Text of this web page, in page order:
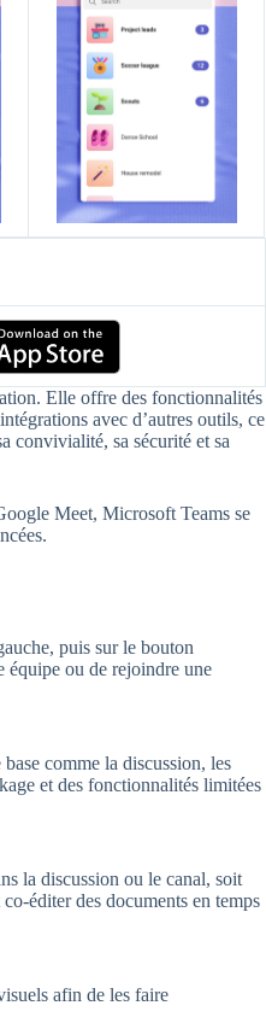
Elle offre des fonctionnalités
avec d’autres outils, ce
convivialité, sa sécurité et sa
Meet, Microsoft Teams se
puis sur le bouton
équipe ou de rejoindre une
comme la discussion, les
et des fonctionnalités limitées
la discussion ou le canal, soit
éditer des documents en temps
afin de les faire